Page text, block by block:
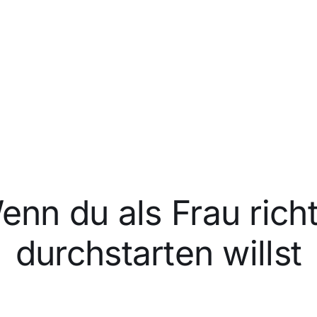
du als Frau
durchstarten willst